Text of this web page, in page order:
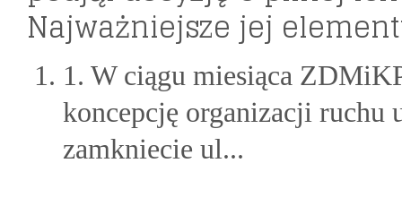
Najważniejsze jej
1. W ciągu miesiąca
koncepcję organizacji ruchu
zamkniecie ul...